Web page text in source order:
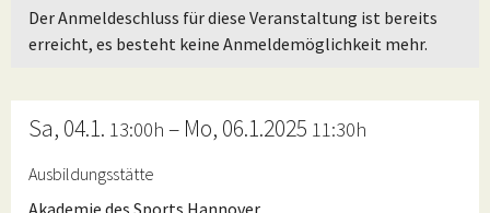
Der Anmeldeschluss für diese Veranstaltung ist bereits
erreicht, es besteht keine Anmeldemöglichkeit mehr.
Sa, 04.1. 13:00h – Mo, 06.1.2025 11:30h
Ausbildungsstätte
Akademie des Sports Hannover